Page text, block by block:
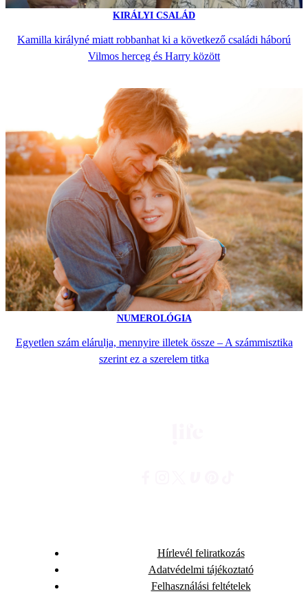
KIRÁLYI CSALÁD
Kamilla királyné miatt robbanhat ki a következő családi háború
Vilmos herceg és Harry között
NUMEROLÓGIA
Egyetlen szám elárulja, mennyire illetek össze – A számmisztika
szerint ez a szerelem titka
Hírlevél feliratkozás
Adatvédelmi tájékoztató
Felhasználási feltételek